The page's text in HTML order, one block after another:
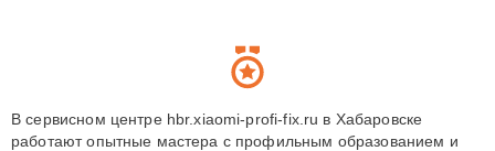
В сервисном центре hbr.xiaomi-profi-fix.ru в Хабаровске
работают опытные мастера с профильным образованием и